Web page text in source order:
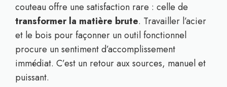
couteau offre une satisfaction rare : celle de
transformer la matière brute. Travailler l’acier
et le bois pour façonner un outil fonctionnel
procure un sentiment d’accomplissement
immédiat. C’est un retour aux sources, manuel et
puissant.